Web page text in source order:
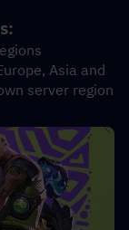
Asia and
server region